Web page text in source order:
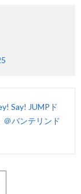
Say! JUMPド
＠バンテリンド